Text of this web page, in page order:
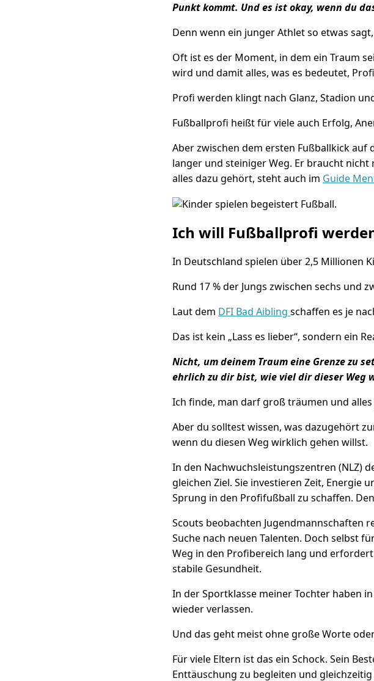
Punkt kommt. Und es ist okay, wenn du
Denn wenn ein junger Athlet so etwas
Oft ist es der Moment, in dem ein Traum
wird und damit alles, was es bedeutet,
Profi werden klingt nach Glanz, Stadion
Fußballprofi heißt für viele auch Erfolg,
Aber zwischen dem ersten Fußballkick
langer und steiniger Weg. Er braucht
alles dazu gehört, steht auch im Guide
Ich will Fußballprofi
In Deutschland spielen über 2,5 Millionen
Rund 17 % der Jungs zwischen sechs und
Laut dem DFI Bad Aibling schaffen es je
Das ist kein „Lass es lieber“, sondern ein
Nicht, um deinem Traum eine Grenze zu
ehrlich zu dir bist, wie viel dir dieser Weg
Ich finde, man darf groß träumen und alles
Aber du solltest wissen, was dazugehört
wenn du diesen Weg wirklich gehen willst.
In den Nachwuchsleistungszentren (NLZ)
gleichen Ziel. Sie investieren Zeit, Energie
Sprung in den Profifußball zu schaffen.
Scouts beobachten Jugendmannschaften
Suche nach neuen Talenten. Doch selbst
Weg in den Profibereich lang und
stabile Gesundheit.
In der Sportklasse meiner Tochter haben
wieder verlassen.
Und das geht meist ohne große Worte
Für viele Eltern ist das ein Schock. Sein
Enttäuschung zu begleiten und